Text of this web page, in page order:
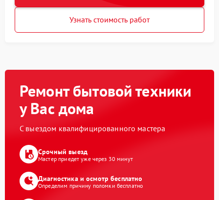
Узнать стоимость работ
Ремонт бытовой техники
у Вас дома
С выездом квалифицированного мастера
Срочный выезд
Мастер приедет уже через 30 минут
Диагностика и осмотр бесплатно
Определим причину поломки бесплатно